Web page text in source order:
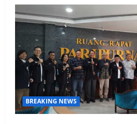
BREAKING NEWS